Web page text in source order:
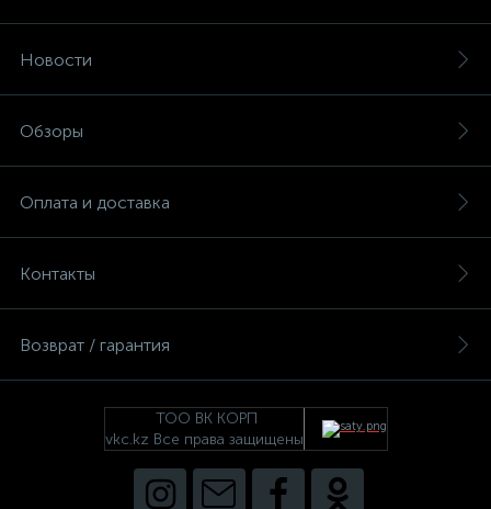
Новости
Обзоры
Оплата и доставка
Контакты
Возврат / гарантия
ТОО ВК КОРП
vkc.kz Все права защищены